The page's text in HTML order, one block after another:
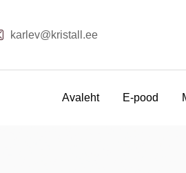
karlev@kristall.ee
Avaleht E-pood